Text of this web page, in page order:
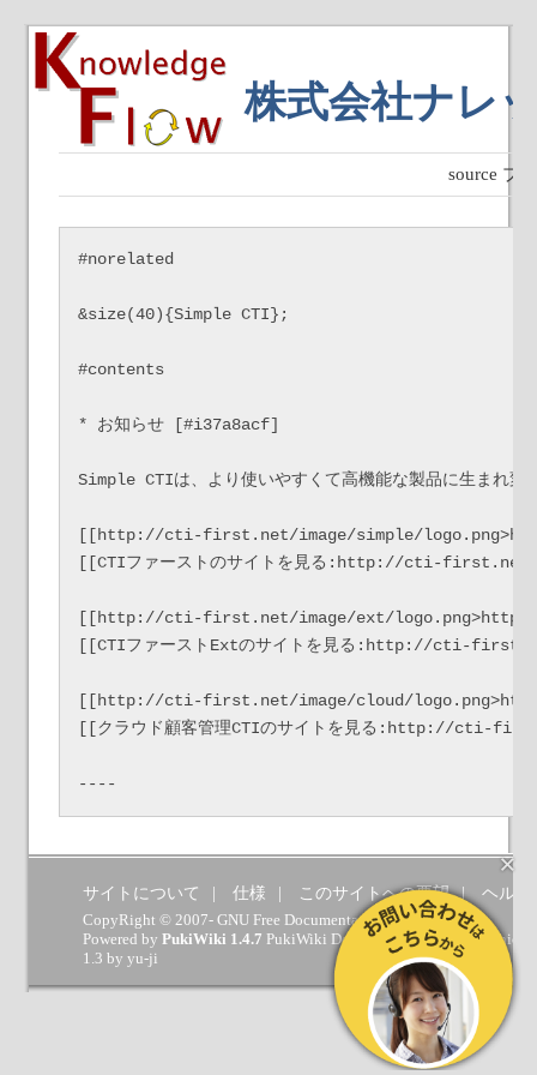
株式会社ナレ
source プ
#norelated
&size(40){Simple CTI};
#contents
* お知らせ [#i37a8acf]
Simple CTIは、より使いやすくて高機能な製品に生まれ変
[[http://cti-first.net/image/simple/
[[CTIファーストのサイトを見る:http://cti-
[[http://cti-first.net/image/ext/
[[CTIファーストExtのサイトを見る:http://cti-
[[http://cti-first.net/image/cloud/
[[クラウド顧客管理CTIのサイトを見る:http://cti-
サイトについて 仕様 このサイトへの要望 ヘルプ
CopyRight © 2007- GNU Free Documentation License.
Powered by PukiWiki 1.4.7 PukiWiki Developers Team(GPL) which
1.3 by yu-ji
×